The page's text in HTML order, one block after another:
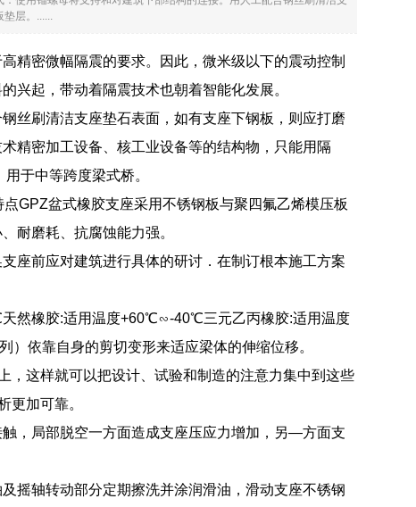
层。......
精密微幅隔震的要求。因此，微米级以下的震动控制
兴起，带动着隔震技术也朝着智能化发展。
丝刷清洁支座垫石表面，如有支座下钢板，则应打磨
精密加工设备、核工业设备等的结构物，只能用隔
于中等跨度梁式桥。
GPZ盆式橡胶支座采用不锈钢板与聚四氟乙烯模压板
耐磨耗、抗腐蚀能力强。
座前应对建筑进行具体的研讨．在制订根本施工方案
然橡胶:适用温度+60℃∽-40℃三元乙丙橡胶:适用温度
依靠自身的剪切变形来适应梁体的伸缩位移。
，这样就可以把设计、试验和制造的注意力集中到这些
更加可靠。
，局部脱空一方面造成支座压应力增加，另—方面支
摇轴转动部分定期擦洗并涂润滑油，滑动支座不锈钢